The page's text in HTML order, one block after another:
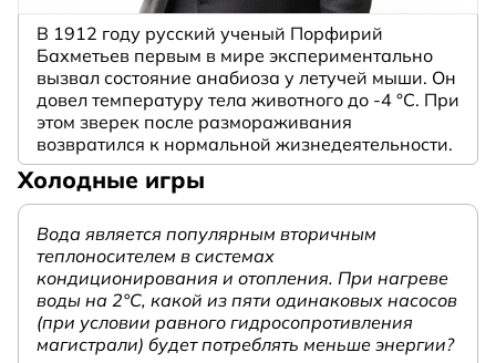
В 1912 году русский ученый Порфирий
Бахметьев первым в мире экспериментально
вызвал состояние анабиоза у летучей мыши. Он
довел температуру тела животного до -4 °C. При
этом зверек после размораживания
возвратился к нормальной жизнедеятельности.
Холодные игры
Вода является популярным вторичным
теплоносителем в системах
кондиционирования и отопления. При нагреве
воды на 2°С, какой из пяти одинаковых насосов
(при условии равного гидросопротивления
магистрали) будет потреблять меньше энергии?